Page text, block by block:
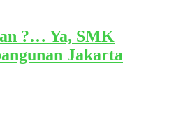
?… Ya, SMK
Jakarta